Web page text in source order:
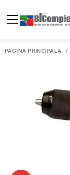
PAGINA PRINCIPALĂ